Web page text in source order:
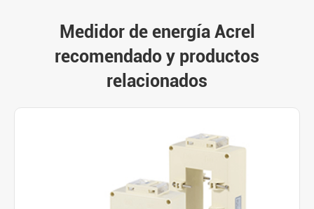
Medidor de energía Acrel
recomendado y productos
relacionados